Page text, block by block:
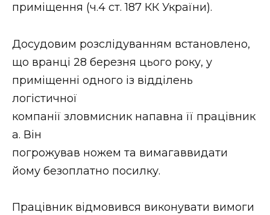
ФОТО
ВІДЕО
приміщення (ч.4 ст. 187 КК України).
Досудовим розслідуванням встановлено,
що вранці 28 березня цього року, у
приміщенні одного із відділень
логістичної
компанії зловмисник напавна її працівник
а. Він
погрожував ножем та вимагаввидати
йому безоплатно посилку.
Працівник відмовився виконувати вимоги